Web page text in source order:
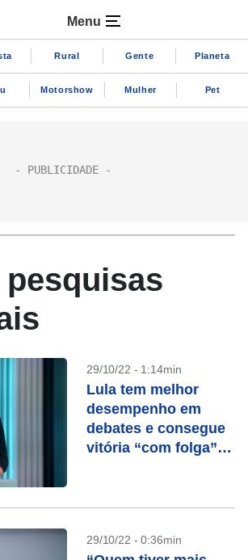
Menu
Rural Gente Planeta
Motorshow Mulher Pet
29/10/22 - 1:14min
Lula tem melhor
desempenho em
debates e consegue
vitória “com folga”
29/10/22 - 0:36min